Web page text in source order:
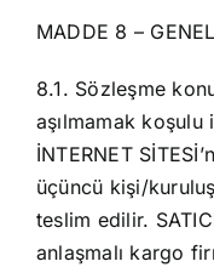
MADDE 8 –
8.1. Sözleşme
aşılmamak koşulu
İNTERNET
üçüncü kişi/
teslim edilir.
anlaşmalı kargo